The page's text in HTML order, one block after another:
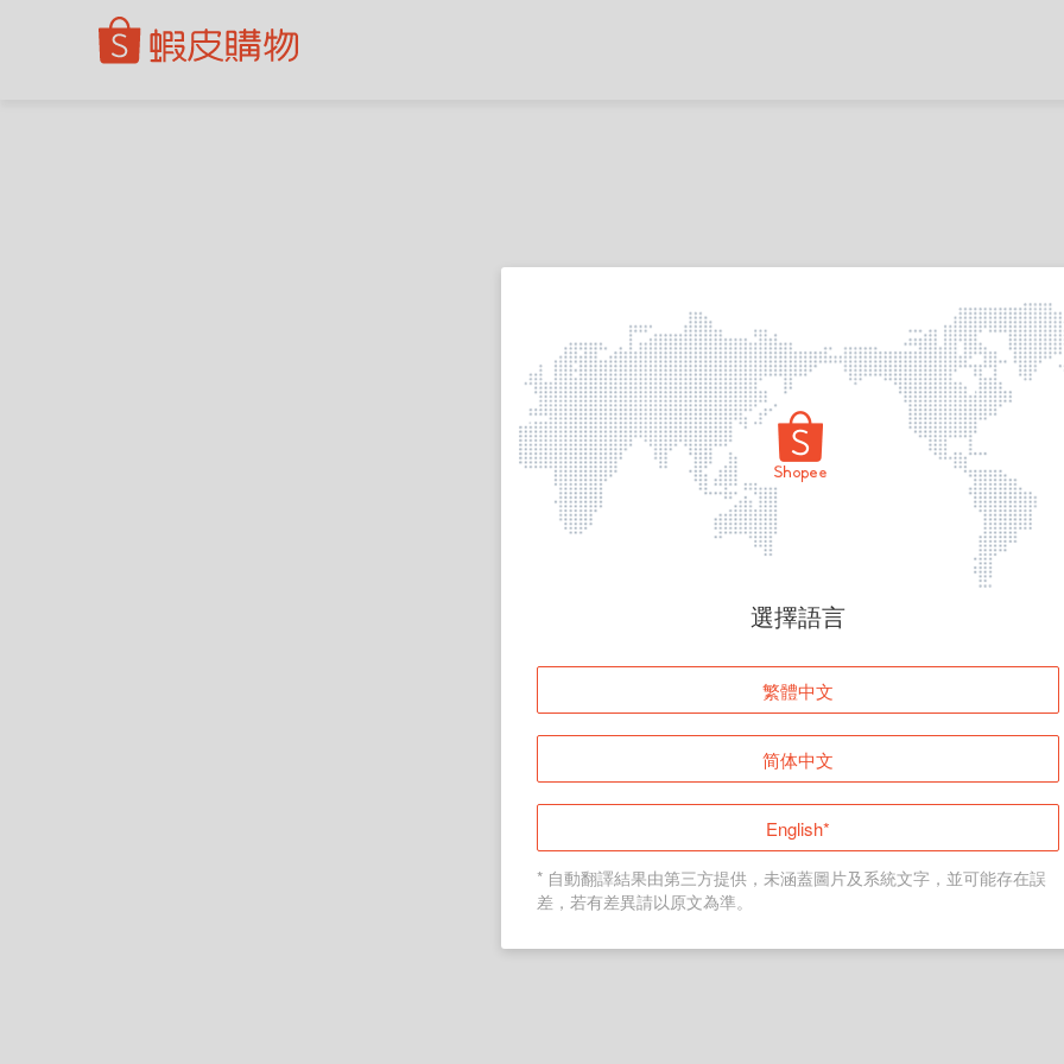
頁面無法顯示
登入
返回首頁
選擇語言
繁體中文
简体中文
English*
* 自動翻譯結果由第三方提供，未涵蓋圖片及系統文字，並可能存在誤
差，若有差異請以原文為準。